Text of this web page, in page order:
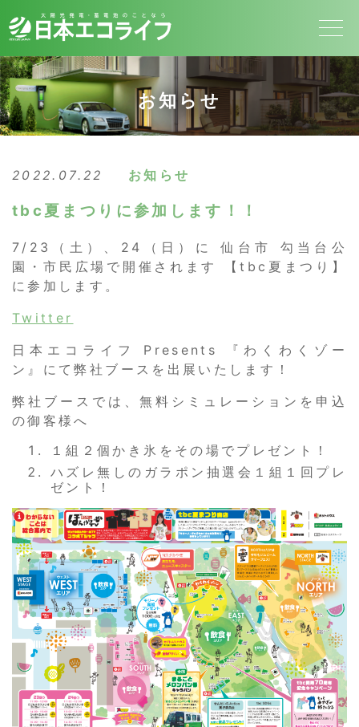
お知らせ
2022.07.22 お知らせ
tbc夏まつりに参加します！！
7/23（土）、24（日）に 仙台市 勾当台公
園・市民広場で開催されます 【tbc夏まつり 】
に参加します。
Twitter
日本エコライフ Presents 『わくわくゾー
ン』にて弊社ブースを出展いたします！
弊社ブースでは、無料シミュレーションを申込
の御客様へ
１組２個かき氷 をその場でプレゼント！
ハズレ無しのガラポン抽選会１組１回プレ
ゼント！